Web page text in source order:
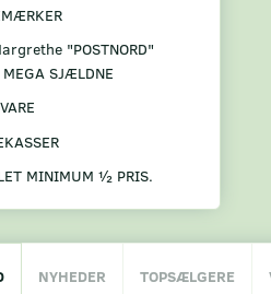
"POSTNORD"
SJÆLDNE
MINIMUM ½ PRIS.
NYHEDER TOPSÆLGERE